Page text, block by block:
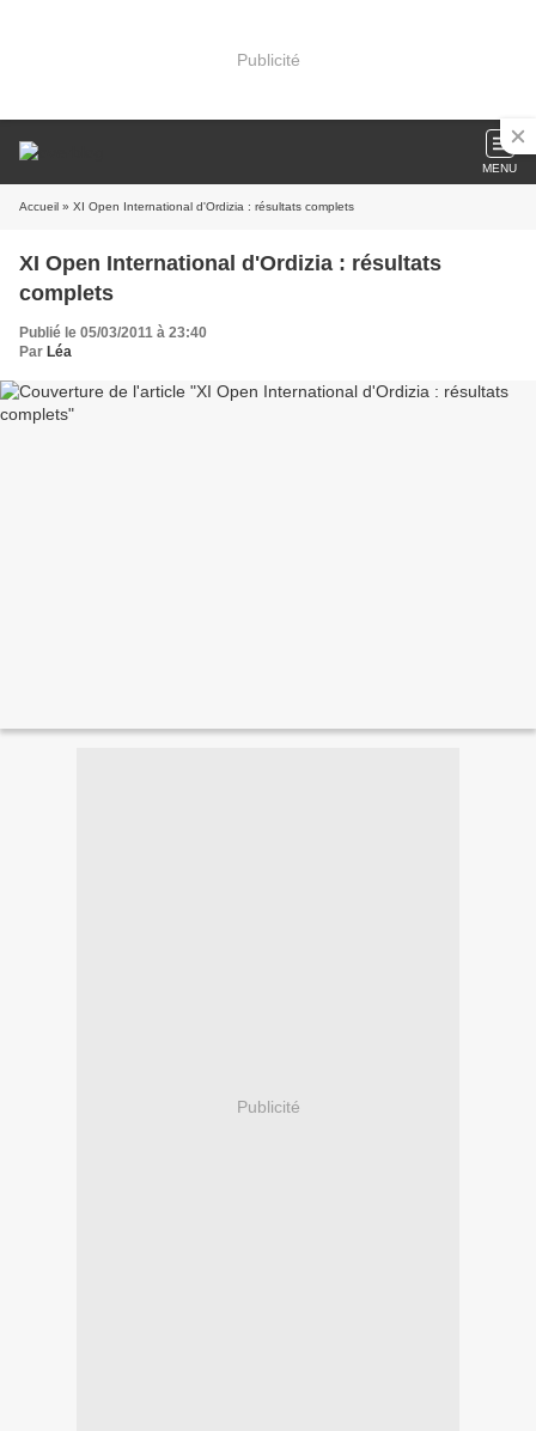
Publicité
MENU
Accueil » XI Open International d'Ordizia : résultats complets
XI Open International d'Ordizia : résultats
complets
Publié le 05/03/2011 à 23:40
Par Léa
Publicité